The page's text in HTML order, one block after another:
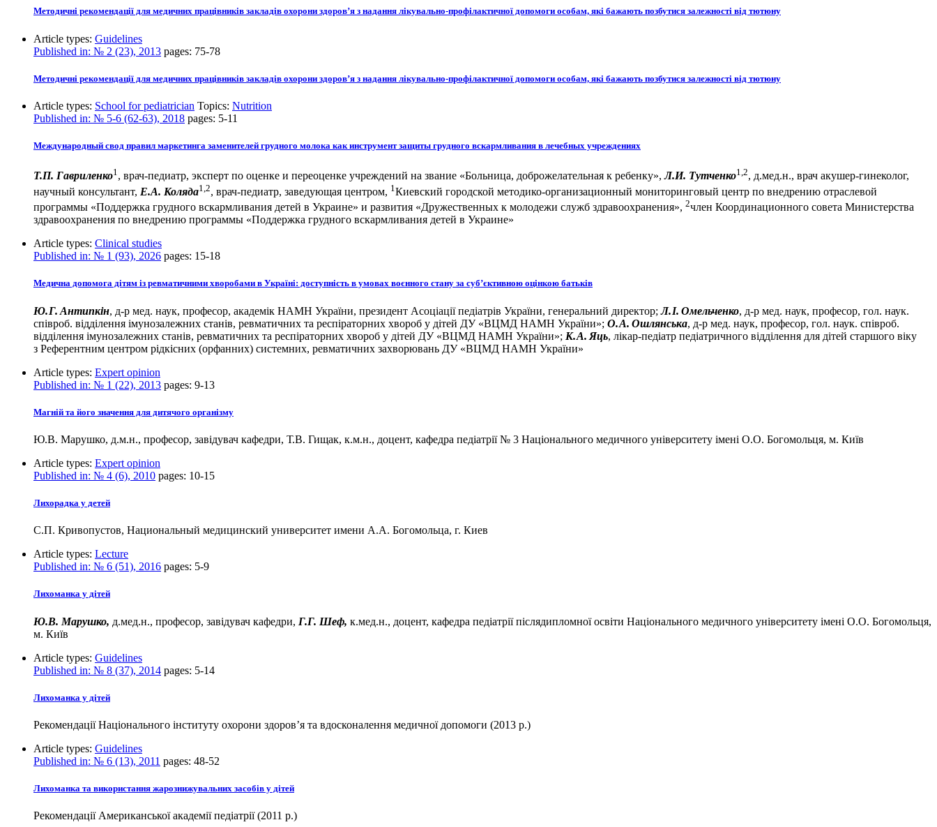
Методичні рекомендації для медичних працівників закладів охорони здоров’я з надання лікувально-профілактичної допомоги особам, які бажають позбутися залежності від тютюну
Article types: Guidelines
Published in: № 2 (23), 2013 pages: 75-78
Методичні рекомендації для медичних працівників закладів охорони здоров’я з надання лікувально-профілактичної допомоги особам, які бажають позбутися залежності від тютюну
Article types: School for pediatrician Topics: Nutrition
Published in: № 5-6 (62-63), 2018 pages: 5-11
Международный свод правил маркетинга заменителей грудного молока как инструмент защиты грудного вскармливания в лечебных учреждениях
Т.П. Гавриленко1, врач-педиатр, эксперт по оценке и переоценке учреждений на звание «Больница, доброжелательная к ребенку»,Л.И. Тутченко1,2, д.мед.н., врач акушер-гинеколог,
научный консультант, Е.А. Коляда1,2, врач-педиатр, заведующая центром, 1 Киевский городской методико-организационный мониторинговый центр по внедрению отраслевой
программы «Поддержка грудного вскармливания детей в Украине» и развития «Дружественных к молодежи служб здравоохранения», 2член Координационного совета Министерства
здравоохранения по внедрению программы «Поддержка грудного вскармливания детей в Украине»
Article types: Clinical studies
Published in: № 1 (93), 2026 pages: 15-18
Медична допомога дітям із ревматичними хворобами в Україні: доступність в умовах воєнного стану за суб’єктивною оцінкою батьків
Ю. Г. Антипкін, д-р мед. наук, професор, академік НАМН України, президент Асоціації педіатрів України, генеральний директор;Л. І. Омельченко, д-р мед. наук, професор, гол. наук.
співроб. відділення імунозалежних станів, ревматичних та респіраторних хвороб у дітей ДУ «ВЦМД НАМН України»; О. А. Ошлянська, д-р мед. наук, професор, гол. наук. співроб.
відділення імунозалежних станів, ревматичних та респіраторних хвороб у дітей ДУ «ВЦМД НАМН України»; К. А. Яць, лікар-педіатр педіатричного відділення для дітей старшого віку
з Референтним центром рідкісних (орфанних) системних, ревматичних захворювань ДУ «ВЦМД НАМН України»
Article types: Expert opinion
Published in: № 1 (22), 2013 pages: 9-13
Магній та його значення для дитячого організму
Ю.В. Марушко, д.м.н., професор, завідувач кафедри, Т.В. Гищак, к.м.н., доцент, кафедра педіатрії № 3 Національного медичного університету імені О.О. Богомольця, м. Київ
Article types: Expert opinion
Published in: № 4 (6), 2010 pages: 10-15
Лихорадка у детей
С.П. Кривопустов, Национальный медицинский университет имени А.А. Богомольца, г. Киев
Article types: Lecture
Published in: № 6 (51), 2016 pages: 5-9
Лихоманка у дітей
Ю.В. Марушко, д.мед.н., професор, завідувач кафедри, Г.Г. Шеф, к.мед.н., доцент, кафедра педіатрії післядипломної освіти Національного медичного університету імені О.О. Богомольця,
м. Київ
Article types: Guidelines
Published in: № 8 (37), 2014 pages: 5-14
Лихоманка у дітей
Рекомендації Національного інституту охорони здоров’я та вдосконалення медичної допомоги (2013 р.)
Article types: Guidelines
Published in: № 6 (13), 2011 pages: 48-52
Лихоманка та використання жарознижувальних засобів у дітей
Рекомендації Американської академії педіатрії (2011 р.)